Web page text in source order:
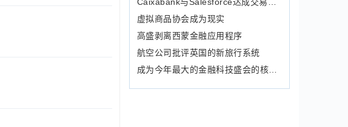
虚拟商品协会成为现实
高盛剥离西蒙金融应用程序
航空公司批评英国的新旅行系统